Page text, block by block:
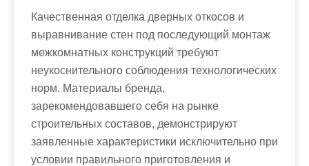
Качественная отделка дверных откосов и
выравнивание стен под последующий монтаж
межкомнатных конструкций требуют
неукоснительного соблюдения технологических
норм. Материалы бренда,
зарекомендовавшего себя на рынке
строительных составов, демонстрируют
заявленные характеристики исключительно при
условии правильного приготовления и